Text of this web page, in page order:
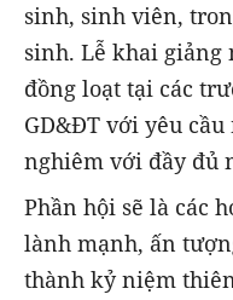
sinh, sinh viên,
sinh. Lễ khai giảng
đồng loạt tại các
GD&ĐT với yêu
nghiêm với đầy đủ
Phần hội sẽ là các
lành mạnh, ấn
thành kỷ niệm